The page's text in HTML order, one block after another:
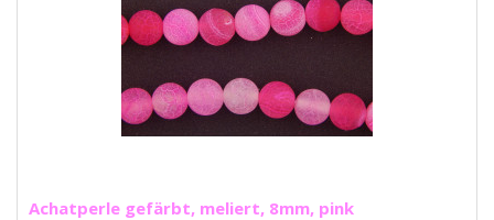
Achatperle gefärbt, meliert, 8mm, pink